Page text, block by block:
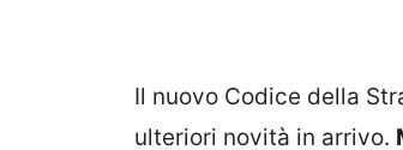
Il nuovo Codice della
ulteriori novità in arrivo.